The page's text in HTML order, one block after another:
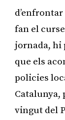
fan el
jornada, hi
que els
policies
Catalunya,
vingut del